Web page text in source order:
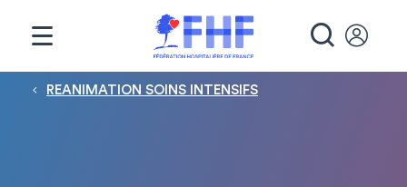
Fil d'Ariane
REANIMATION SOINS INTENSIFS
Panneau de gestion des cookies